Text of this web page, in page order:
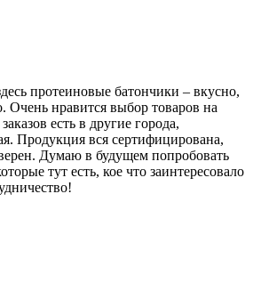
протеиновые батончики – вкусно,
Очень нравится выбор товаров на
есть в другие города,
Продукция вся сертифицирована,
Думаю в будущем попробовать
тут есть, кое что заинтересовало